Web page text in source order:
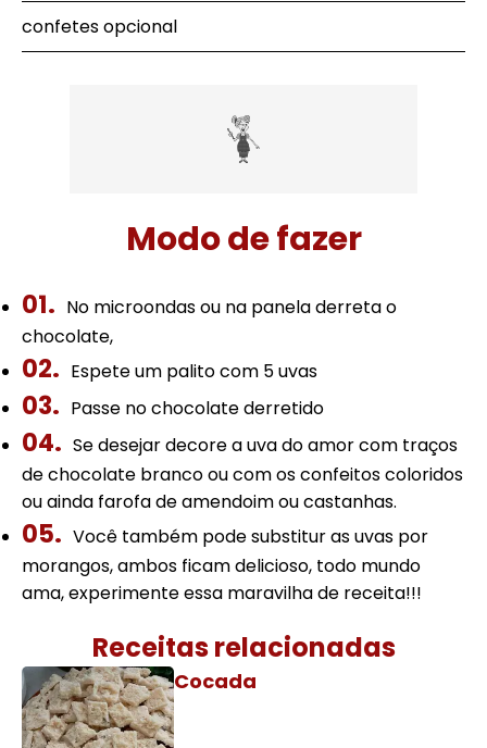
confetes opcional
Modo de fazer
No microondas ou na panela derreta o
chocolate,
Espete um palito com 5 uvas
Passe no chocolate derretido
Se desejar decore a uva do amor com traços
de chocolate branco ou com os confeitos coloridos
ou ainda farofa de amendoim ou castanhas.
Você também pode substitur as uvas por
morangos, ambos ficam delicioso, todo mundo
ama, experimente essa maravilha de receita!!!
Receitas relacionadas
Cocada